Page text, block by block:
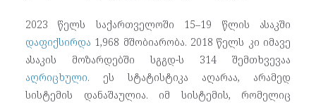
2023 წელს საქართველოში 15–19 წლის ასაკში
დაფიქსირდა 1,968 მშობიარობა. 2018 წელს კი იმავე
ასაკის მოზარდებში სგგდ-ს 314 შემთხვევაა
აღრიცხული. ეს სტატისტიკა აღარაა, არამედ
სისტემის დანაშაულია. იმ სისტემის, რომელიც